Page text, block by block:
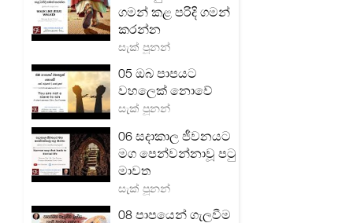
ගමන් කළ පරිදි ගමන්
කරන්න
සැක් පූනන්
05 ඔබ පාපයට
වහලෙක් නොවේ
සැක් පූනන්
06 සදාකාල ජීවනයට
මග පෙන්වන්නාවූ පටු
මාවත
සැක් පූනන්
08 පාපයෙන් ගැලවීම